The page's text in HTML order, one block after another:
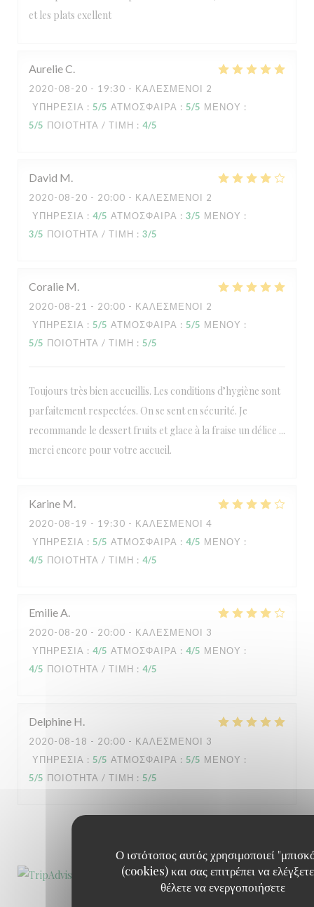
Ο ιστότοπος αυτός χρησιμοποιεί
(cookies) και σας επιτρέπει να ελέγξετε
θέλετε να ενεργοποιήσετε
et les plats exellent
AurelieC
2020-08-20 - 19:30 - ΚΑΛΕΣΜΈΝΟΙ 2
ΥΠΗΡΕΣΊΑ : 5/5 ΑΤΜΌΣΦΑΙΡΑ : 5/5 ΜΕΝΟΎ :
5/5 ΠΟΙΌΤΗΤΑ / ΤΙΜΉ : 4/5
David M
2020-08-20 - 20:00 - ΚΑΛΕΣΜΈΝΟΙ 2
ΥΠΗΡΕΣΊΑ : 4/5 ΑΤΜΌΣΦΑΙΡΑ : 3/5 ΜΕΝΟΎ :
3/5 ΠΟΙΌΤΗΤΑ / ΤΙΜΉ : 3/5
Coralie M
2020-08-21 - 20:00 - ΚΑΛΕΣΜΈΝΟΙ 2
ΥΠΗΡΕΣΊΑ : 5/5 ΑΤΜΌΣΦΑΙΡΑ : 5/5 ΜΕΝΟΎ :
5/5 ΠΟΙΌΤΗΤΑ / ΤΙΜΉ : 5/5
Toujours très bien accueillis. Les conditions d’hygiène sont
parfaitement respectées. On se sent en sécurité. Je
recommande le dessert fruits et glace à la fraise un délice ...
merci encore pour votre accueil.
Karine M
2020-08-19 - 19:30 - ΚΑΛΕΣΜΈΝΟΙ 4
ΥΠΗΡΕΣΊΑ : 5/5 ΑΤΜΌΣΦΑΙΡΑ : 4/5 ΜΕΝΟΎ :
4/5 ΠΟΙΌΤΗΤΑ / ΤΙΜΉ : 4/5
EmilieA
2020-08-20 - 20:00 - ΚΑΛΕΣΜΈΝΟΙ 3
ΥΠΗΡΕΣΊΑ : 4/5 ΑΤΜΌΣΦΑΙΡΑ : 4/5 ΜΕΝΟΎ :
4/5 ΠΟΙΌΤΗΤΑ / ΤΙΜΉ : 4/5
Delphine H
2020-08-18 - 20:00 - ΚΑΛΕΣΜΈΝΟΙ 3
ΥΠΗΡΕΣΊΑ : 5/5 ΑΤΜΌΣΦΑΙΡΑ : 5/5 ΜΕΝΟΎ :
5/5 ΠΟΙΌΤΗΤΑ / ΤΙΜΉ : 5/5